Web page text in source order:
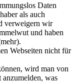
Daten
als auch
verweigern wir
und haben
Webseiten nicht für
wird man von
anzumelden, was